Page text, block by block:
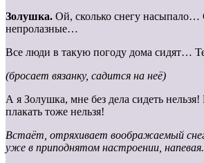
Золушка. Ой, сколько снегу насыпало…
непролазные…
Все люди в такую погоду дома сидят…
(бросает вязанку, садится на неё)
А я Золушка, мне без дела сидеть нельзя!
плакать тоже нельзя!
Встаёт, отряхивает воображаемый
уже в приподнятом настроении, напевая.